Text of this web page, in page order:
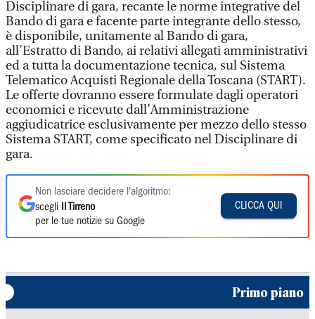
Disciplinare di gara, recante le norme integrative del
Bando di gara e facente parte integrante dello stesso,
è disponibile, unitamente al Bando di gara,
all’Estratto di Bando, ai relativi allegati amministrativi
ed a tutta la documentazione tecnica, sul Sistema
Telematico Acquisti Regionale della Toscana (START).
Le offerte dovranno essere formulate dagli operatori
economici e ricevute dall’Amministrazione
aggiudicatrice esclusivamente per mezzo dello stesso
Sistema START, come specificato nel Disciplinare di
gara.
Non lasciare decidere l'algoritmo:
scegli
Il Tirreno
per le tue notizie su Google
CLICCA QUI
Primo piano